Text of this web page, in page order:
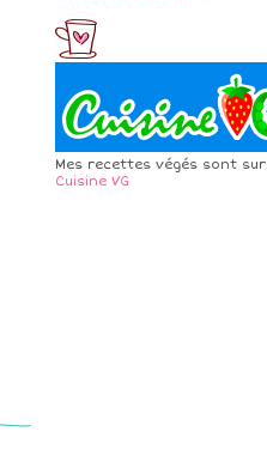
Mes recettes végés sont sur
Cuisine VG